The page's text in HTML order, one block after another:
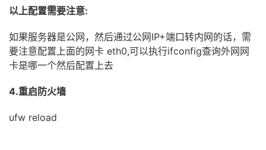
以上配置需要注意:
如果服务器是公网，然后通过公网IP+端口转内网的话，需
要注意配置上面的网卡 eth0,可以执行ifconfig查询外网网
卡是哪一个然后配置上去
4.重启防火墙
ufw reload